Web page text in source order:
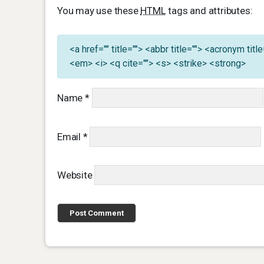
You may use these HTMLtags and attributes:
<a href="" title=""> <abbr title=""> <acronym
<em> <i> <q cite=""> <s> <strike> <strong>
Name *
Email *
Website